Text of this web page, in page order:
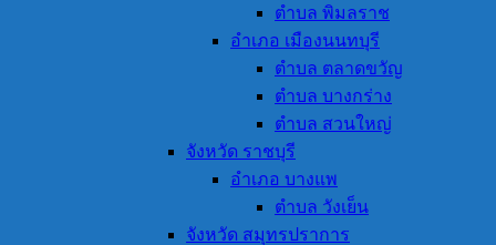
ตำบล พิมลราช
อำเภอ เมืองนนทบุรี
ตำบล ตลาดขวัญ
ตำบล บางกร่าง
ตำบล สวนใหญ่
จังหวัด ราชบุรี
อำเภอ บางแพ
ตำบล วังเย็น
จังหวัด สมุทรปราการ